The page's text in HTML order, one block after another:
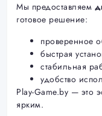
Мы предоставляем
готовое решение:
проверенное
быстрая
стабильная
удобство
Play-Game.by — это
ярким.